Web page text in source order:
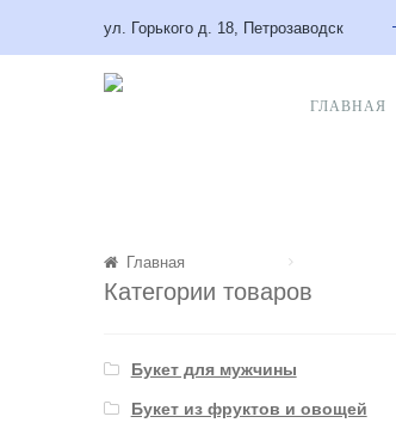
ул. Горького д. 18, Петрозаводск
ГЛАВНАЯ
Главная
Категории товаров
Букет для мужчины
Букет из фруктов и овощей